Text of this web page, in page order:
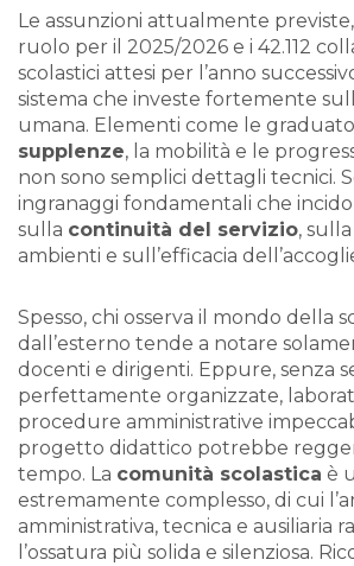
Le assunzioni attualmente previste,
ruolo per il 2025/2026 e i 42.112
scolastici attesi per l’anno
sistema che investe fortemente
umana. Elementi come le
supplenze, la mobilità e le
non sono semplici dettagli tecnici.
ingranaggi fondamentali che
sulla continuità del servizio,
ambienti e sull’efficacia
Spesso, chi osserva il mondo della
dall’esterno tende a notare
docenti e dirigenti. Eppure, senza
perfettamente organizzate,
procedure amministrative
progetto didattico potrebbe
tempo. La comunità scolastica è
estremamente complesso, di cui
amministrativa, tecnica e ausiliaria
l’ossatura più solida e silenziosa.